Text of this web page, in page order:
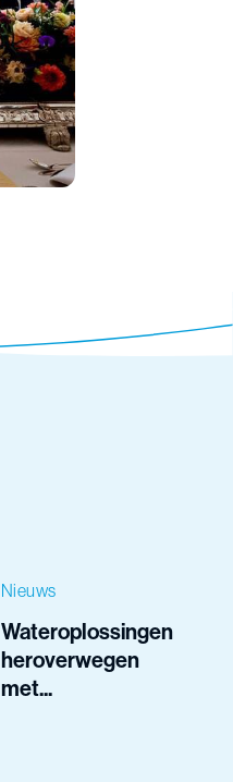
Nieuws
Wateroplossingen
heroverwegen
met...